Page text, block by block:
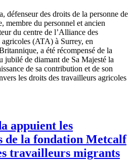
, défenseurdes droits de la personne de
membre du personnel et ancien
du centre de l’Alliance des
agricoles (ATA) à Surrey, en
, a été récompensé de la
jubilé de diamant de Sa Majesté la
de sa contribution et de son
les droits des travailleurs agricoles
appuient les
de la fondation Metcalf
travailleurs migrants